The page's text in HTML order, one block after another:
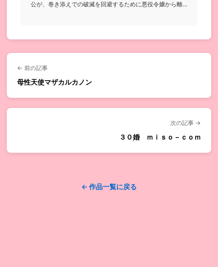
公が、巻き添えでの破滅を回避するために悪役令嬢から離
← 前の記事
母性天使マザカルカノン
次の記事 →
３０婚 ｍｉｓｏ－ｃｏｍ
← 作品一覧に戻る